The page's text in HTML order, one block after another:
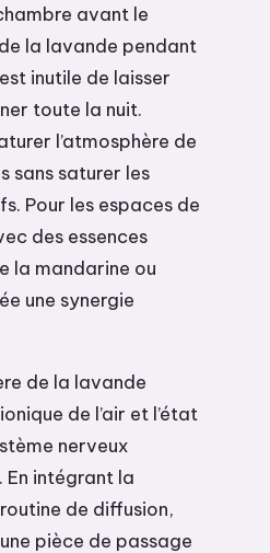
avant le
la lavande pendant
inutile de laisser
toute la nuit.
l’atmosphère de
sans saturer les
Pour les espaces de
des essences
la mandarine ou
une synergie
de la lavande
de l’air et l’état
nerveux
intégrant la
de diffusion,
pièce de passage